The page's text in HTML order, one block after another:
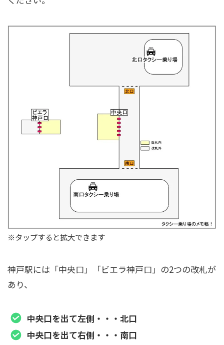
※タップすると拡大できます
神戸駅には「中央口」「ビエラ神戸口」の2つの改札が
あり、
中央口を出て左側・・・北口
中央口を出て右側・・・南口